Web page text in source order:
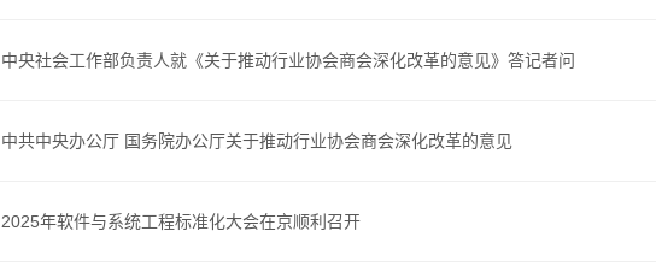
中央社会工作部负责人就《关于推动行业协会商会深化改革的意见》答记者问
中共中央办公厅 国务院办公厅关于推动行业协会商会深化改革的意见
2025年软件与系统工程标准化大会在京顺利召开